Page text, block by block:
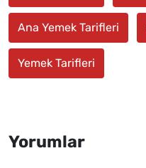
Ana Yemek Tarifleri
Yemek Tarifleri
Yorumlar